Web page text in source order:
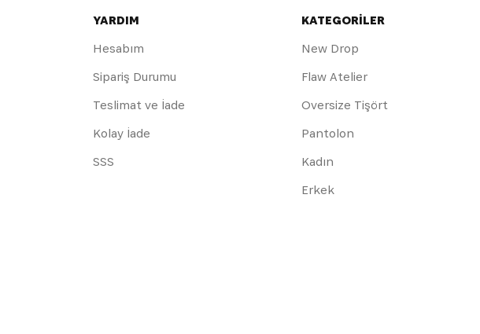
YARDIM
Hesabım
Sipariş Durumu
Teslimat ve İade
Kolay İade
SSS
KATEGORİLER
New Drop
Flaw Atelier
Oversize Tişört
Pantolon
Kadın
Erkek